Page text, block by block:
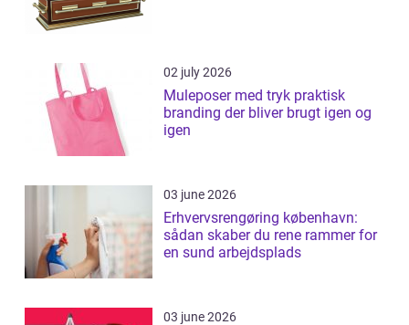
02 july 2026
Muleposer med tryk praktisk
branding der bliver brugt igen og
igen
03 june 2026
Erhvervsrengøring københavn:
sådan skaber du rene rammer for
en sund arbejdsplads
03 june 2026